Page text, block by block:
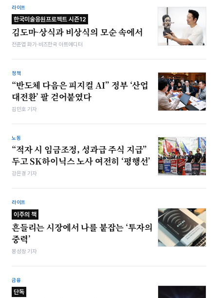
라이프
한국미술응원프로젝트 시즌12
김도마-상식과 비상식의 모순 속에서
전준엽 화가·비즈한국 아트에디터
정책
“반도체 다음은 피지컬 AI” 정부 ‘산업
대전환’ 팔 걷어붙였다
김민호 기자
노동
“적자 시 임금조정, 성과급 주식 지급”
두고 SK하이닉스 노사 여전히 ‘평행선’
강은경 기자
라이프
이주의 책
흔들리는 시장에서 나를 붙잡는 ‘투자의
중력’
봉성창 기자
금융
단독